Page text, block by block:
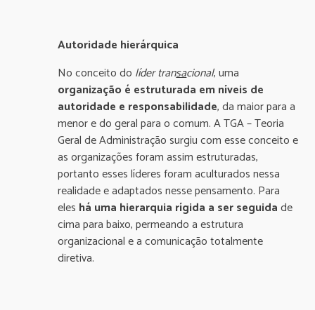
Autoridade hierárquica
No conceito do líder transacional, uma
organização é estruturada em níveis de
autoridade e responsabilidade, da maior para a
menor e do geral para o comum. A TGA – Teoria
Geral de Administração surgiu com esse conceito e
as organizações foram assim estruturadas,
portanto esses líderes foram aculturados nessa
realidade e adaptados nesse pensamento. Para
eles há uma hierarquia rígida a ser seguidade
cima para baixo, permeando a estrutura
organizacional e a comunicação totalmente
diretiva.